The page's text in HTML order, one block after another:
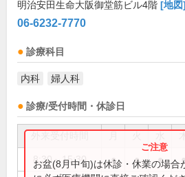
明治安田生命大阪御堂筋ビル4階 [地図]
06-6232-7770
診療科目
内科 婦人科
診療/受付時間・休診日
8:30～15:30 ● ● ● ●
お盆(8月中旬)は休診・休業の場合